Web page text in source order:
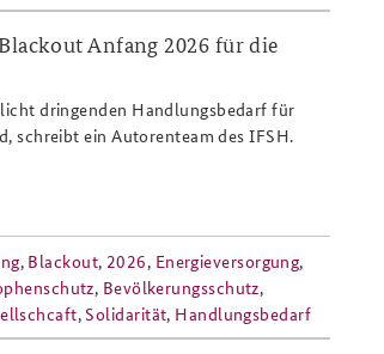
Anfang 2026 für die
dringenden Handlungsbedarf für
schreibt ein Autorenteam des IFSH.
, Blackout, 2026, Energieversorgung,
, Bevölkerungsschutz,
, Solidarität, Handlungsbedarf